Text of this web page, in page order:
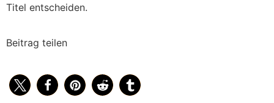
Titel entscheiden.
Beitrag teilen